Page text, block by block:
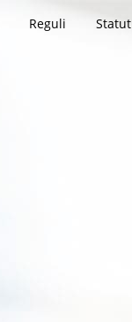
Reguli Statut